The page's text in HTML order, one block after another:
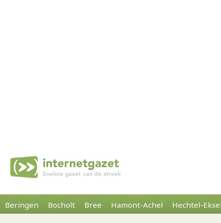
Beringen Bocholt Bree Hamont-Achel Hechtel-